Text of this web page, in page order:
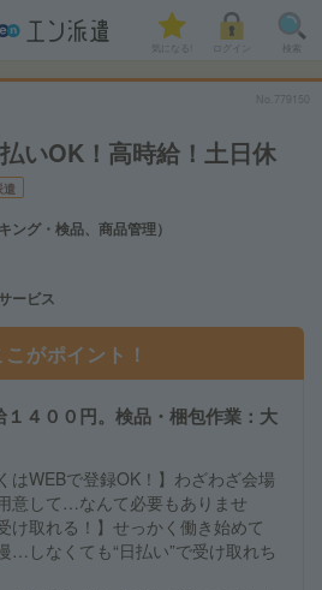
気になる! 検索
No.779150
いOK！高時給！土日休
遣
ング・検品、商品管理）
ービス
こがポイント！
４００円。検品・梱包作業：大
はWEBで登録OK！】わざわざ会場
意して…なんて必要もありませ
け取れる！】せっかく働き始めて
…しなくても“日払い”で受け取れち